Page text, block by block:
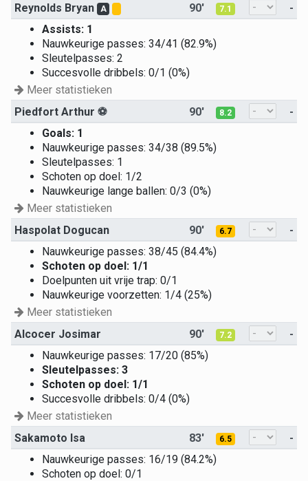
Reynolds Bryan
A 90' 7.1
-
Assists: 1
Nauwkeurige passes: 34/41 (82.9%)
Sleutelpasses: 2
Succesvolle dribbels: 0/1 (0%)
Meer statistieken
Piedfort Arthur ⚽ 90' 8.2
-
Goals: 1
Nauwkeurige passes: 34/38 (89.5%)
Sleutelpasses: 1
Schoten op doel: 1/2
Nauwkeurige lange ballen: 0/3 (0%)
Meer statistieken
Haspolat Dogucan
90' 6.7
-
Nauwkeurige passes: 38/45 (84.4%)
Schoten op doel: 1/1
Doelpunten uit vrije trap: 0/1
Nauwkeurige voorzetten: 1/4 (25%)
Meer statistieken
Alcocer Josimar
90' 7.2
-
Nauwkeurige passes: 17/20 (85%)
Sleutelpasses: 3
Schoten op doel: 1/1
Succesvolle dribbels: 0/4 (0%)
Meer statistieken
Sakamoto Isa
83' 6.5
-
Nauwkeurige passes: 16/19 (84.2%)
Schoten op doel: 0/1